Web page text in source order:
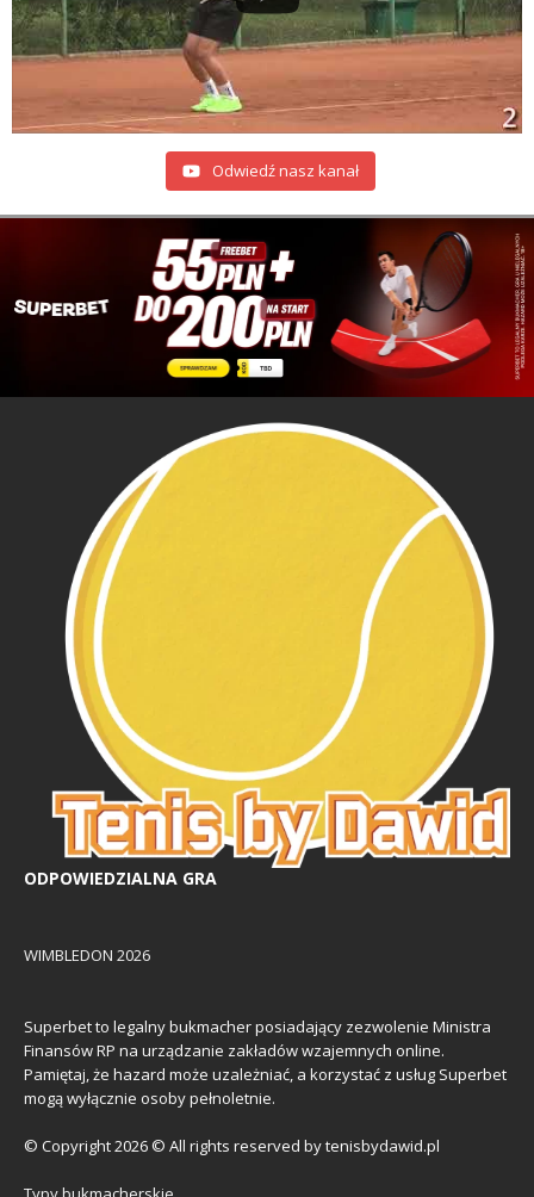
Odwiedź nasz kanał
ODPOWIEDZIALNA GRA
WIMBLEDON 2026
Superbet to legalny bukmacher posiadający zezwolenie Ministra
Finansów RP na urządzanie zakładów wzajemnych online.
Pamiętaj, że hazard może uzależniać, a korzystać z usług Superbet
mogą wyłącznie osoby pełnoletnie.
© Copyright 2026 © All rights reserved by tenisbydawid.pl